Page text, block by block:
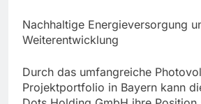
Nachhaltige Energieversorgung
Weiterentwicklung
Durch das umfangreiche
Projektportfolio in Bayern kann